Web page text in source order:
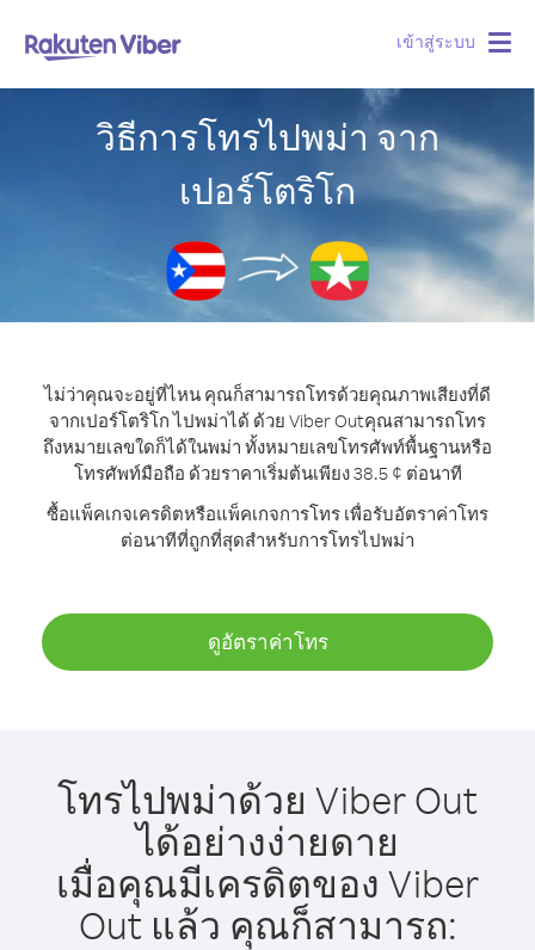
เข้าสู่ระบบ
วิธีการโทรไปพม่า จาก
เปอร์โตริโก
ไม่ว่าคุณจะอยู่ที่ไหน คุณก็สามารถโทรด้วยคุณภาพเสียงที่ดี
จากเปอร์โตริโก ไปพม่าได้ ด้วย Viber Outคุณสามารถโทร
ถึงหมายเลขใดก็ได้ในพม่า ทั้งหมายเลขโทรศัพท์พื้นฐานหรือ
โทรศัพท์มือถือ ด้วยราคาเริ่มต้นเพียง 38.5 ¢ ต่อนาที
ซื้อแพ็คเกจเครดิตหรือแพ็คเกจการโทร เพื่อรับอัตราค่าโทร
ต่อนาทีที่ถูกที่สุดสำหรับการโทรไปพม่า
ดูอัตราค่าโทร
โทรไปพม่าด้วย Viber Out
ได้อย่างง่ายดาย
เมื่อคุณมีเครดิตของ Viber
Out แล้ว คุณก็สามารถ: